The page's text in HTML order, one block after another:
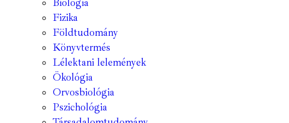
Biológia
Fizika
Földtudomány
Könyvtermés
Lélektani lelemények
Ökológia
Orvosbiológia
Pszichológia